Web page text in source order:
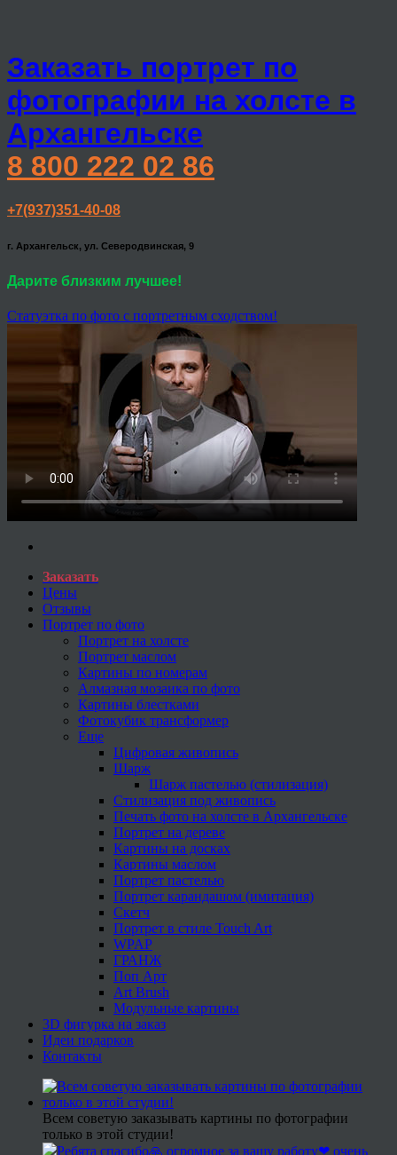
Заказать портрет по
фотографии на холсте в
Архангельске
8 800 222 02 86
+7(937)351-40-08
г. Архангельск, ул. Северодвинская, 9
Дарите близким лучшее!
Статуэтка по фото с портретным сходством!
Заказать
Цены
Отзывы
Портрет по фото
Портрет на холсте
Портрет маслом
Картины по номерам
Алмазная мозаика по фото
Картины блестками
Фотокубик трансформер
Еще
Цифровая живопись
Шарж
Шарж пастелью (стилизация)
Стилизация под живопись
Печать фото на холсте в Архангельске
Портрет на дереве
Картины на досках
Картины маслом
Портрет пастелью
Портрет карандашом (имитация)
Скетч
Портрет в стиле Touch Art
WPAP
ГРАНЖ
Поп Арт
Art Brush
Модульные картины
3D фигурка на заказ
Идеи подарков
Контакты
Всем советую заказывать картины по фотографии
только в этой студии!